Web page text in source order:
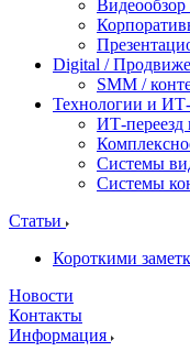
Видеообзор
Digital /
SMM /
Технологии и
ИТ-переезд
Системы
Системы
Статьи
Короткими
Новости
Контакты
Информация